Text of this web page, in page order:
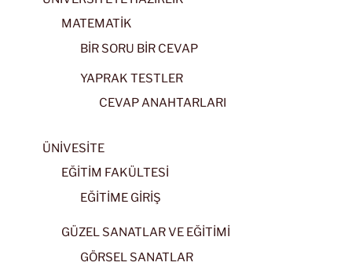
MATEMATİK
BİR SORU BİR CEVAP
YAPRAK TESTLER
CEVAP ANAHTARLARI
ÜNİVESİTE
EĞİTİM FAKÜLTESİ
EĞİTİME GİRİŞ
GÜZEL SANATLAR VE EĞİTİMİ
GÖRSEL SANATLAR